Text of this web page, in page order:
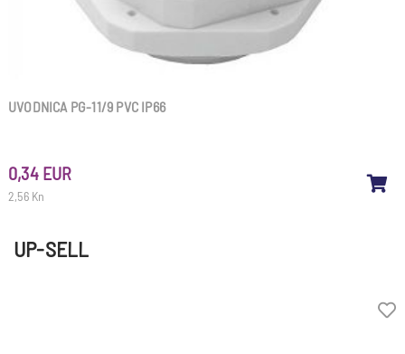
UVODNICA PG-11/9 PVC IP66
2,56 Kn
0,34 EUR
UP-SELL